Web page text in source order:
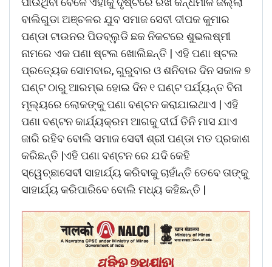
ବାଲିଗୁଡା ଅଞ୍ଚଳର ଯୁବ ସମାଜ ସେବୀ ଦୀପକ କୁମାର
ପଣ୍ଡା ଟାଉନର ପିଡବ୍ଲୁଡି ଛକ ନିକଟରେ ଶୁଭଲଷ୍ମୀ
ନାମରେ ଏକ ପଣା ଷ୍ଟଲ ଖୋଲିଛନ୍ତି | ଏହି ପଣା ଷ୍ଟଲ
ପ୍ରତ୍ୟେକ ସୋମବାର, ଗୁରୁବାର ଓ ଶନିବାର ଦିନ ସକାଳ ୭
ଘଣ୍ଟ ଠାରୁ ଆରମ୍ଭ ହୋଇ ଦିନ ୧ ଘଣ୍ଟ ପର୍ଯ୍ୟନ୍ତ ବିନା
ମୂଲ୍ୟରେ ଲୋକଙ୍କୁ ପଣା ବଣ୍ଟନ କରାଯାଇଥାଏ | ଏହି
ପଣା ବଣ୍ଟନ କାର୍ଯ୍ୟକ୍ରମ ଆଗକୁ ଦୀର୍ଘ ତିନି ମାସ ଯାଏ
ଜାରି ରହିବ ବୋଲି ସମାଜ ସେବୀ ଶ୍ରୀ ପଣ୍ଡା ମତ ପ୍ରକାଶ
କରିଛନ୍ତି |ଏହି ପଣା ବଣ୍ଟନ ରେ ଯଦି କେହି
ସ୍ୱେଚ୍ଛାସେବୀ ସାହାର୍ଯ୍ୟ କରିବାକୁ ଚାହାଁନ୍ତି ତେବେ ତାଙ୍କୁ
ସାହାର୍ଯ୍ୟ କରିପାରିବେ ବୋଲି ମଧ୍ୟ କହିଛନ୍ତି |